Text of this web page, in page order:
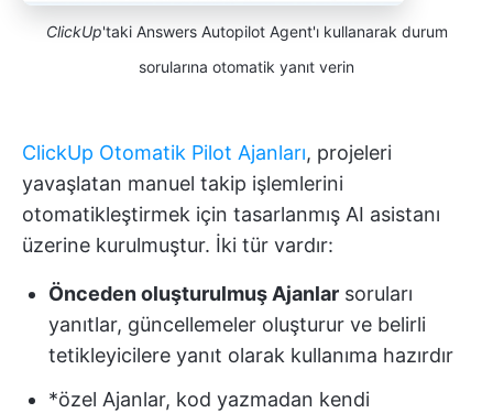
ClickUp'taki Answers Autopilot Agent'ı kullanarak durum
sorularına otomatik yanıt verin
ClickUp Otomatik Pilot Ajanları, projeleri
yavaşlatan manuel takip işlemlerini
otomatikleştirmek için tasarlanmış AI asistanı
üzerine kurulmuştur. İki tür vardır:
Önceden oluşturulmuş Ajanlar soruları
yanıtlar, güncellemeler oluşturur ve belirli
tetikleyicilere yanıt olarak kullanıma hazırdır
*özel Ajanlar, kod yazmadan kendi